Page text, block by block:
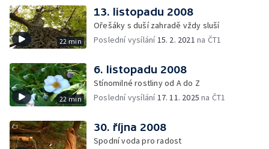
22 min
13. listopadu 2008
Ořešáky s duší zahradě vždy sluší
Poslední vysílání15. 2. 2021 na ČT1
22 min
6. listopadu 2008
Stínomilné rostliny od A do Z
Poslední vysílání17. 11. 2025 na ČT1
30. října 2008
Spodní voda pro radost